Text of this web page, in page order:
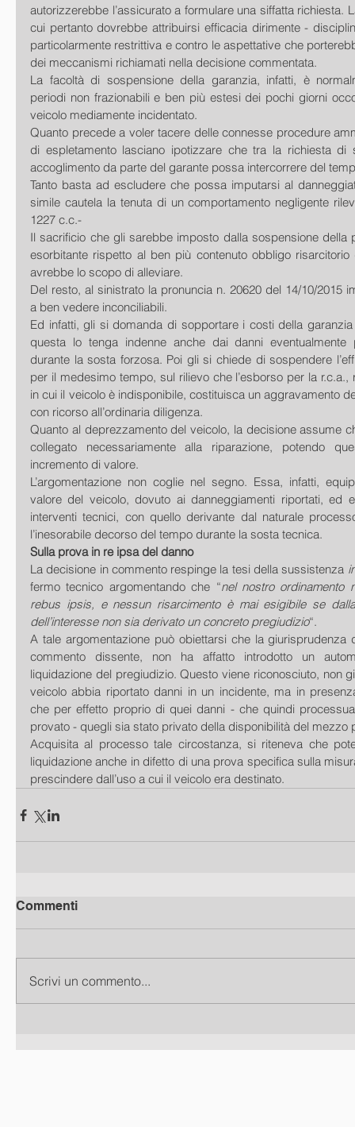
autorizzerebbe l’assicurato a formulare una siffatta richiesta.
cui pertanto dovrebbe attribuirsi efficacia dirimente -
particolarmente restrittiva e contro le aspettative che
dei meccanismi richiamati nella decisione commentata.
La facoltà di sospensione della garanzia, infatti, è
periodi non frazionabili e ben più estesi dei pochi giorni
veicolo mediamente incidentato.
Quanto precede a voler tacere delle connesse procedure
di espletamento lasciano ipotizzare che tra la richiesta di
accoglimento da parte del garante possa intercorrere del
Tanto basta ad escludere che possa imputarsi al
simile cautela la tenuta di un comportamento negligente
1227 c.c.-
Il sacrificio che gli sarebbe imposto dalla sospensione della
esorbitante rispetto al ben più contenuto obbligo
avrebbe lo scopo di alleviare.
Del resto, al sinistrato la pronuncia n. 20620 del 14/10/2015
a ben vedere inconciliabili.
Ed infatti, gli si domanda di sopportare i costi della
questa lo tenga indenne anche dai danni eventualmente
durante la sosta forzosa. Poi gli si chiede di sospendere
per il medesimo tempo, sul rilievo che l’esborso per la r.c.a.,
in cui il veicolo è indisponibile, costituisca un aggravamento
con ricorso all’ordinaria diligenza.
Quanto al deprezzamento del veicolo, la decisione assume
collegato necessariamente alla riparazione, potendo
incremento di valore.
L’argomentazione non coglie nel segno. Essa, infatti,
valore del veicolo, dovuto ai danneggiamenti riportati, ed
interventi tecnici, con quello derivante dal naturale
l’inesorabile decorso del tempo durante la sosta tecnica.
Sulla prova in re ipsa del danno
La decisione in commento respinge la tesi della sussistenza
fermo tecnico argomentando che “nel nostro ordinamento
rebus ipsis, e nessun risarcimento è mai esigibile se
dell’interesse non sia derivato un concreto pregiudizio“.
A tale argomentazione può obiettarsi che la giurisprudenza
commento dissente, non ha affatto introdotto un
liquidazione del pregiudizio. Questo viene riconosciuto, non
veicolo abbia riportato danni in un incidente, ma in
che per effetto proprio di quei danni - che quindi
provato - quegli sia stato privato della disponibilità del
Acquisita al processo tale circostanza, si riteneva che
liquidazione anche in difetto di una prova specifica sulla
prescindere dall’uso a cui il veicolo era destinato.
Commenti
Scrivi un commento...